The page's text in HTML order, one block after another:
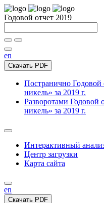
Годовой отчет 2019
en
Скачать PDF
Постранично
никель» за 2019 г.
Разворотами Годовой
никель» за 2019 г.
Интерактивный
Центр загрузки
Карта сайта
en
Скачать PDF